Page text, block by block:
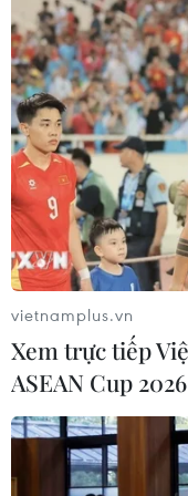
nắm bắt, phân
động trong việc
dư luận xã hội.../.
vietnamplus.vn
Xem trực tiếp
ASEAN Cup